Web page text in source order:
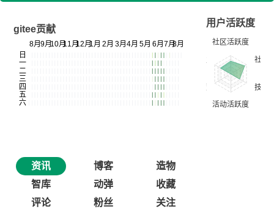
gitee贡献
用户活跃度
资讯 博客
造物
智库
动弹
收藏
评论
粉丝 关注